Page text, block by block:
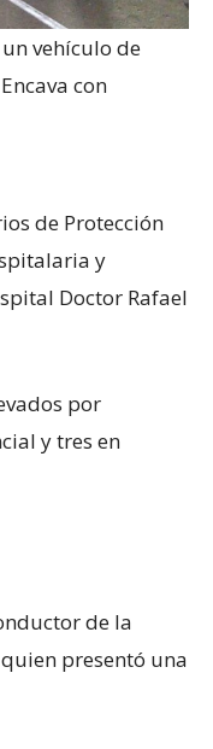
vehículo de
con
de Protección
y
Doctor Rafael
por
y tres en
de la
presentó una